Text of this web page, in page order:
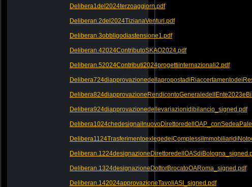
Delibera1del2024terzoaggiorn.pdf
Deliberan.2del2024TizianaVenturi.pdf
Deliberan.3obbligodiastensione1.pdf
Deliberan.42024ContributoSKAO2024.pdf
Deliberan.52024Contributi2024progettiinternazionali2.pdf
Delibera924diapprovazionedellevariazionidibilancio_signed.pdf
Deliberan.1324designazioneDottorBrocatoOARoma_signed.pdf
Deliberan.142024approvazioneTavoliASI_signed.pdf